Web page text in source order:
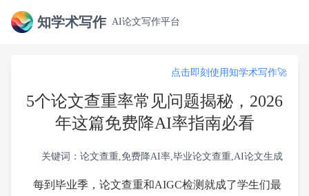
知学术写作 AI论文写作平台
点击即刻使用知学术写作🚀
5个论文查重率常见问题揭秘，2026
年这篇免费降AI率指南必看
关键词：论文查重,免费降AI率,毕业论文查重,AI论文生成
每到毕业季，论文查重和AIGC检测就成了学生们最